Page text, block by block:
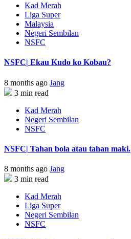
Kad Merah
Liga Super
Malaysia
Negeri Sembilan
NSFC
NSFC| Ekau Kudo ko Kobau?
8 months ago Jang
3 min read
Kad Merah
Negeri Sembilan
NSFC
NSFC| Tahan bola atau tahan maki.
8 months ago Jang
3 min read
Kad Merah
Liga Super
Negeri Sembilan
NSFC